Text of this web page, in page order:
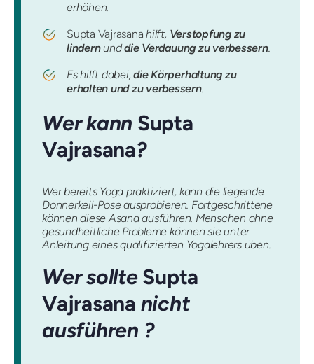
erhöhen.
Supta Vajrasana hilft, Verstopfung zu
lindernunddie Verdauung zu verbessern.
Es hilft dabei,die Körperhaltung zu
erhalten und zu verbessern.
Wer kann Supta
Vajrasana?
Wer bereits Yoga praktiziert, kann die liegende
Donnerkeil-Pose ausprobieren. Fortgeschrittene
können diese Asana ausführen. Menschen ohne
gesundheitliche Probleme können sie unter
Anleitung eines qualifizierten Yogalehrers üben.
Wer sollte Supta
Vajrasana nicht
ausführen ?